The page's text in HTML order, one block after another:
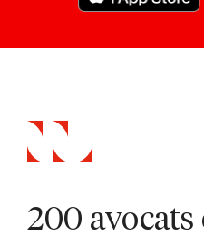
200